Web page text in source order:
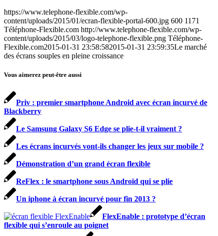
https://www.telephone-flexible.com/wp-
content/uploads/2015/01/ecran-flexible-portal-600.jpg 600 1171
Téléphone-Flexible.com http://www.telephone-flexible.com/wp-
content/uploads/2015/03/logo-telephone-flexible.png Téléphone-
Flexible.com2015-01-31 23:58:582015-01-31 23:59:35Le marché
des écrans souples en pleine croissance
Vous aimerez peut-être aussi
Priv : premier smartphone Android avec écran incurvé de
Blackberry
Le Samsung Galaxy S6 Edge se plie-t-il vraiment ?
Les écrans incurvés vont-ils changer les jeux sur mobile ?
Démonstration d’un grand écran flexible
ReFlex : le smartphone sous Androïd qui se plie
Un iphone à écran incurvé pour fin 2013 ?
FlexEnable : prototype d’écran
flexible qui s’enroule au poignet